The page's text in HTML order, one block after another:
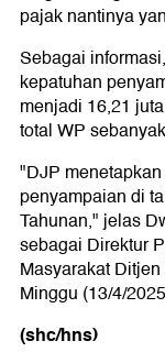
pajak nantinya
Sebagai
kepatuhan
menjadi 16,21
total WP
"DJP
penyampaian di
Tahunan," jelas
sebagai Direktur
Masyarakat
Minggu (13/4/
(shc/hns)